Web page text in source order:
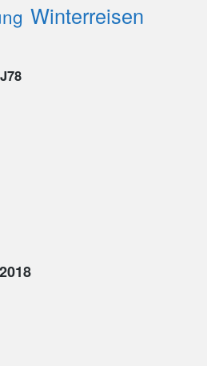
Winterreisen